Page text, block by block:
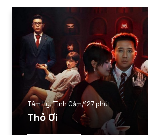
Tâm Lý,Tình Cảm/127 phút
Thỏ Ơi